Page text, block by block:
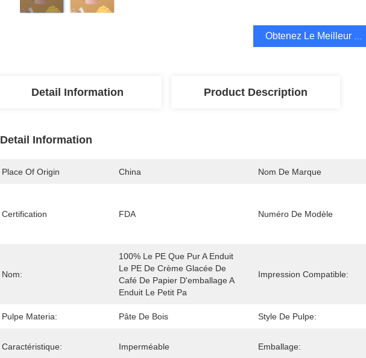
Obtenez Le Meilleur Prix
Detail Information Product Description
Detail Information
Place Of Origin China Nom De Marque
Certification FDA Numéro De Modèle
Nom:
100% Le PE Que Pur A Enduit
Le PE De Crème Glacée De
Café De Papier D'emballage A
Enduit Le Petit Pa
Impression Compatible:
Pulpe Materia: Pâte De Bois Style De Pulpe:
Caractéristique: Imperméable Emballage: